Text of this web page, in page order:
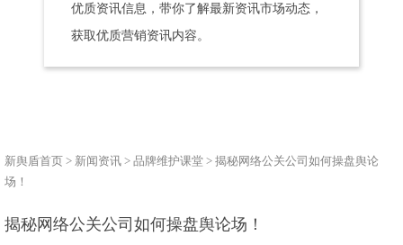
优质资讯信息，带你了解最新资讯市场动态，
获取优质营销资讯内容。
新舆盾首页 > 新闻资讯 > 品牌维护课堂 > 揭秘网络公关公司如何操盘舆论
场！
揭秘网络公关公司如何操盘舆论场！